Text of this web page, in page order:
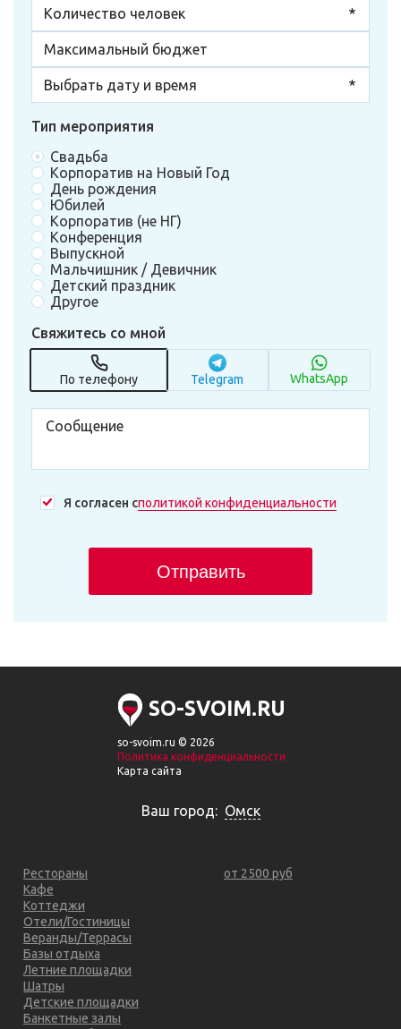
Тип мероприятия
Свадьба
Корпоратив на Новый Год
День рождения
Юбилей
Корпоратив (не НГ)
Конференция
Выпускной
Мальчишник / Девичник
Детский праздник
Другое
Свяжитесь со мной
По телефону Telegram WhatsApp
Я согласен сполитикой конфиденциальности
Отправить
SO-SVOIM.RU
so-svoim.ru © 2026
Политика конфиденциальности
Карта сайта
Ваш город: Омск
Рестораны
Кафе
Коттеджи
Отели/Гостиницы
Веранды/Террасы
Базы отдыха
Летние площадки
Шатры
Детские площадки
Банкетные залы
от 2500 руб